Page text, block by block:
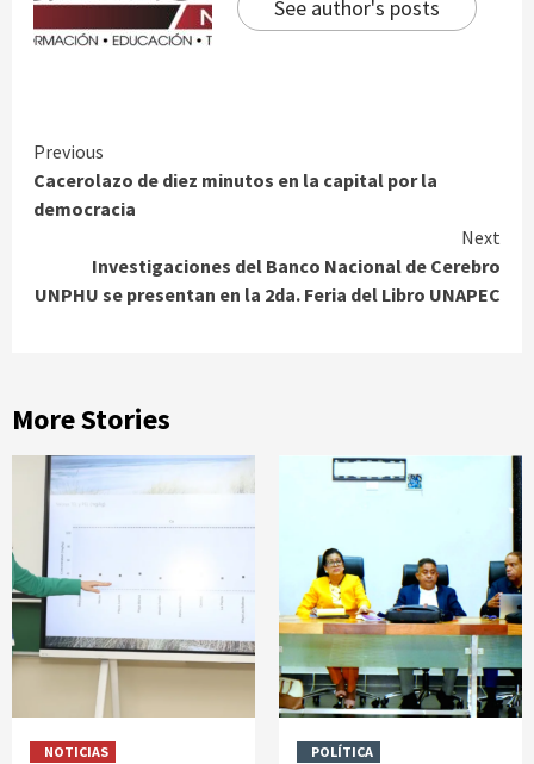
See author's posts
Continue
Reading
Previous
Cacerolazo de diez minutos en la capital por la
democracia
Next
Investigaciones del Banco Nacional de Cerebro
UNPHU se presentan en la 2da. Feria del Libro UNAPEC
More Stories
NOTICIAS POLÍTICA